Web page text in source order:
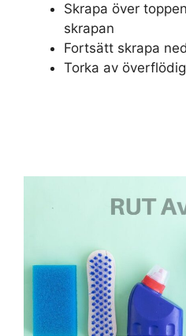
Skrapa över
skrapan
Fortsätt skrapa
Torka av